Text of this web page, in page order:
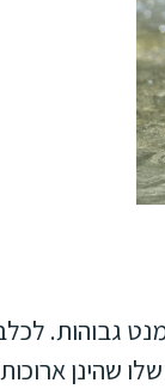
גבוהות.
שהינן